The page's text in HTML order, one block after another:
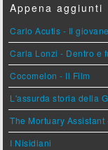
Appena aggiunti
Carlo Acutis - Il
Carla Lonzi - Dentro e
Cocomelon - Il Film
L'assurda storia della
The Mortuary
I Nisidiani